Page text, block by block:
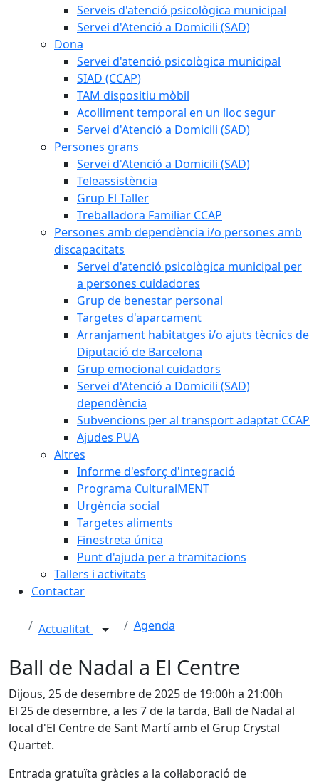
Serveis d'atenció psicològica municipal
Servei d'Atenció a Domicili (SAD)
Dona
Servei d'atenció psicològica municipal
SIAD (CCAP)
TAM dispositiu mòbil
Acolliment temporal en un lloc segur
Servei d'Atenció a Domicili (SAD)
Persones grans
Servei d'Atenció a Domicili (SAD)
Teleassistència
Grup El Taller
Treballadora Familiar CCAP
Persones amb dependència i/o persones amb
discapacitats
Servei d'atenció psicològica municipal per
a persones cuidadores
Grup de benestar personal
Targetes d'aparcament
Arranjament habitatges i/o ajuts tècnics de
Diputació de Barcelona
Grup emocional cuidadors
Servei d'Atenció a Domicili (SAD)
dependència
Subvencions per al transport adaptat CCAP
Ajudes PUA
Altres
Informe d'esforç d'integració
Programa CulturalMENT
Urgència social
Targetes aliments
Finestreta única
Punt d'ajuda per a tramitacions
Tallers i activitats
Contactar
Actualitat Agenda
Ball de Nadal a El Centre
Dijous, 25 de desembre de 2025 de 19:00h a 21:00h
El 25 de desembre, a les 7 de la tarda, Ball de Nadal al
local d'El Centre de Sant Martí amb el Grup Crystal
Quartet.
Entrada gratuïta gràcies a la col·laboració de